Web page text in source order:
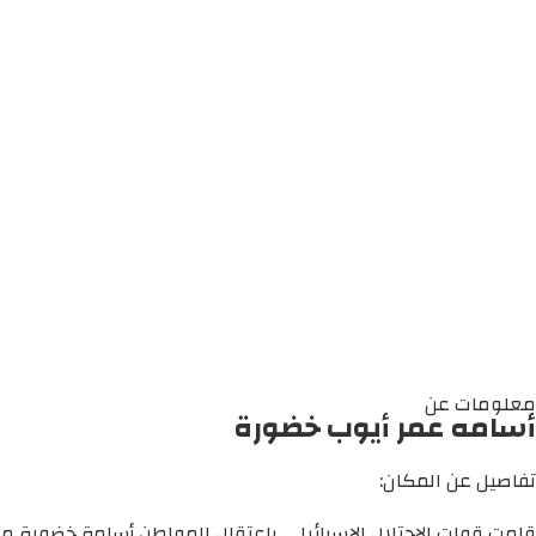
معلومات عن
أسامه عمر أيوب خضورة
تفاصيل عن المكان: